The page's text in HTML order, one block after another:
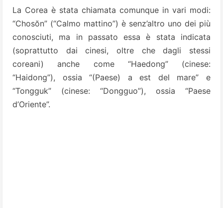
La Corea è stata chiamata comunque in vari modi:
“Chosŏn” (“Calmo mattino”) è senz’altro uno dei più
conosciuti, ma in passato essa è stata indicata
(soprattutto dai cinesi, oltre che dagli stessi
coreani) anche come “Haedong” (cinese:
“Haidong”), ossia “(Paese) a est del mare” e
“Tongguk” (cinese: “Dongguo”), ossia “Paese
d’Oriente”.